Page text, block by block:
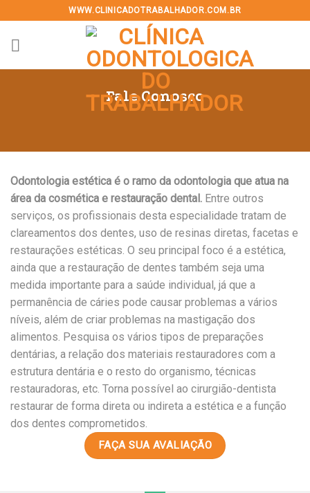
to
content
WWW.CLINICADOTRABALHADOR.COM.BR
Fale Conosco
Odontologia estética é o ramo da odontologia que atua na
área da cosmética e restauração dental. Entre outros
serviços, os profissionais desta especialidade tratam de
clareamentos dos dentes, uso de resinas diretas, facetas e
restaurações estéticas. O seu principal foco é a estética,
ainda que a restauração de dentes também seja uma
medida importante para a saúde individual, já que a
permanência de cáries pode causar problemas a vários
níveis, além de criar problemas na mastigação dos
alimentos. Pesquisa os vários tipos de preparações
dentárias, a relação dos materiais restauradores com a
estrutura dentária e o resto do organismo, técnicas
restauradoras, etc. Torna possível ao cirurgião-dentista
restaurar de forma direta ou indireta a estética e a função
dos dentes comprometidos.
FAÇA SUA AVALIAÇÃO